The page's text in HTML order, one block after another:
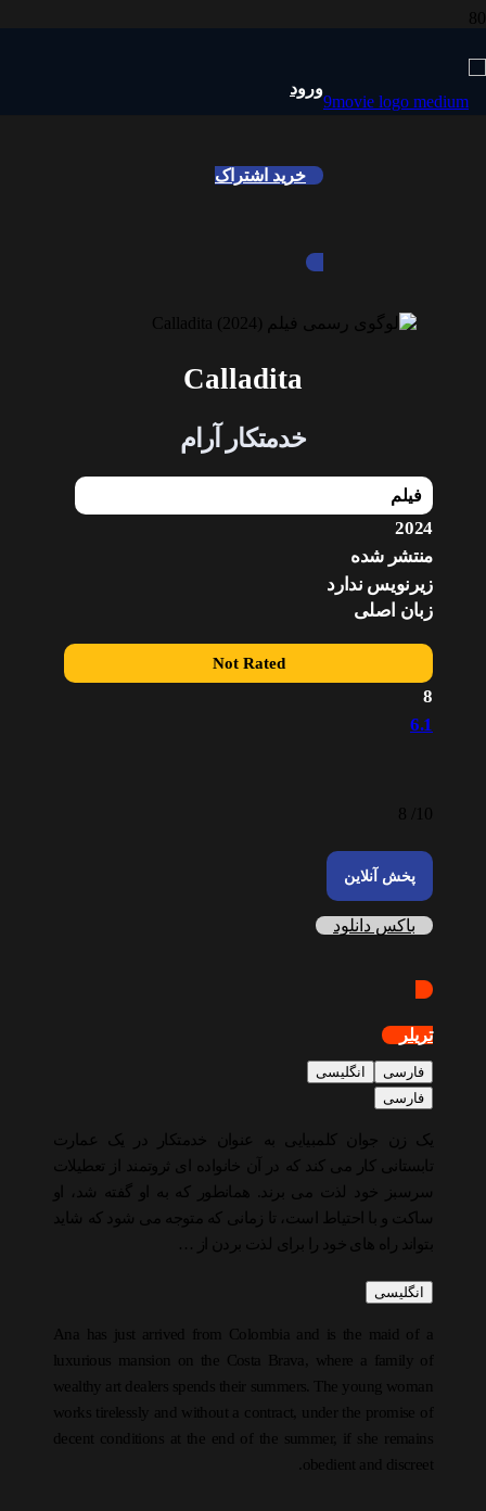
ورود
خرید اشتراک
Calladita
خدمتکار آرام
فیلم
2024
منتشر شده
زیرنویس ندارد
زبان اصلی
Not Rated
8
6.1
10/
8
پخش آنلاین
باکس دانلود
تریلر
فارسی
انگلیسی
فارسی
یک زن جوان کلمبیایی به عنوان خدمتکار در یک عمارت
تابستانی کار می کند که در آن خانواده ای ثروتمند از تعطیلات
سرسبز خود لذت می برند. همانطور که به او گفته شد، او
ساکت و با احتیاط است، تا زمانی که متوجه می شود که شاید
بتواند راه های خود را برای لذت بردن از …
انگلیسی
Ana has just arrived from Colombia and is the maid of a
luxurious mansion on the Costa Brava, where a family of
wealthy art dealers spends their summers. The young woman
works tirelessly and without a contract, under the promise of
decent conditions at the end of the summer, if she remains
obedient and discreet.